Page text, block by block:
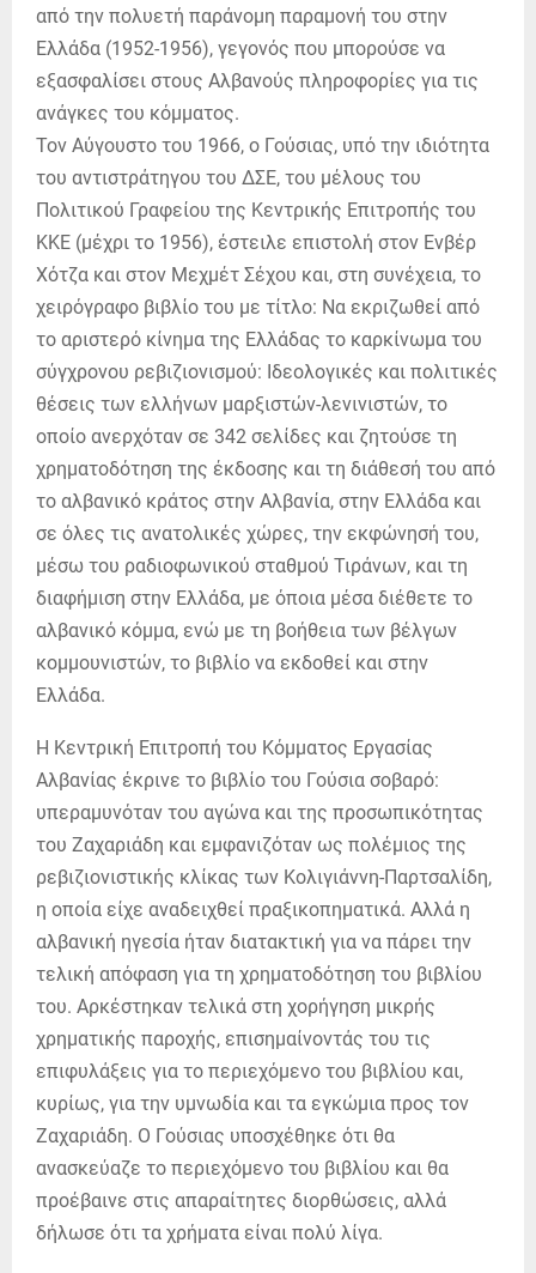
από την πολυετή παράνομη παραμονή του στην
Ελλάδα (1952-1956), γεγονός που μπορούσε να
εξασφαλίσει στους Αλβανούς πληροφορίες για τις
ανάγκες του κόμματος.
Τον Αύγουστο του 1966, ο Γούσιας, υπό την ιδιότητα
του αντιστράτηγου του ΔΣΕ, του μέλους του
Πολιτικού Γραφείου της Κεντρικής Επιτροπής του
ΚΚΕ (μέχρι το 1956), έστειλε επιστολή στον Ενβέρ
Χότζα και στον Μεχμέτ Σέχου και, στη συνέχεια, το
χειρόγραφο βιβλίο του με τίτλο: Να εκριζωθεί από
το αριστερό κίνημα της Ελλάδας το καρκίνωμα του
σύγχρονου ρεβιζιονισμού: Ιδεολογικές και πολιτικές
θέσεις των ελλήνων μαρξιστών-λενινιστών, το
οποίο ανερχόταν σε 342 σελίδες και ζητούσε τη
χρηματοδότηση της έκδοσης και τη διάθεσή του από
το αλβανικό κράτος στην Αλβανία, στην Ελλάδα και
σε όλες τις ανατολικές χώρες, την εκφώνησή του,
μέσω του ραδιοφωνικού σταθμού Τιράνων, και τη
διαφήμιση στην Ελλάδα, με όποια μέσα διέθετε το
αλβανικό κόμμα, ενώ με τη βοήθεια των βέλγων
κομμουνιστών, το βιβλίο να εκδοθεί και στην
Ελλάδα.
Η Κεντρική Επιτροπή του Κόμματος Εργασίας
Αλβανίας έκρινε το βιβλίο του Γούσια σοβαρό:
υπεραμυνόταν του αγώνα και της προσωπικότητας
του Ζαχαριάδη και εμφανιζόταν ως πολέμιος της
ρεβιζιονιστικής κλίκας των Κολιγιάννη-Παρτσαλίδη,
η οποία είχε αναδειχθεί πραξικοπηματικά. Αλλά η
αλβανική ηγεσία ήταν διατακτική για να πάρει την
τελική απόφαση για τη χρηματοδότηση του βιβλίου
του. Αρκέστηκαν τελικά στη χορήγηση μικρής
χρηματικής παροχής, επισημαίνοντάς του τις
επιφυλάξεις για το περιεχόμενο του βιβλίου και,
κυρίως, για την υμνωδία και τα εγκώμια προς τον
Ζαχαριάδη. Ο Γούσιας υποσχέθηκε ότι θα
ανασκεύαζε το περιεχόμενο του βιβλίου και θα
προέβαινε στις απαραίτητες διορθώσεις, αλλά
δήλωσε ότι τα χρήματα είναι πολύ λίγα.